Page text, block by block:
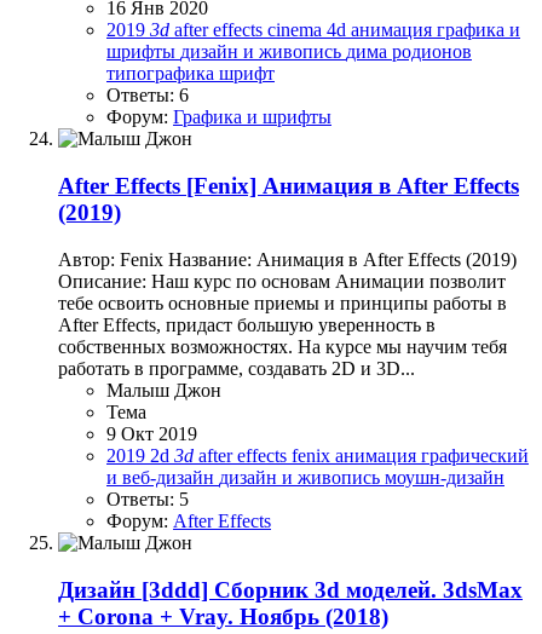
16 Янв 2020
2019 3d after effects cinema 4d анимация графика и
шрифты дизайн и живопись дима родионов
типографика шрифт
Ответы: 6
Форум: Графика и шрифты
After Effects [Fenix] Анимация в After Effects
(2019)
Автор: Fenix Название: Анимация в After Effects (2019)
Описание: Наш курс по основам Анимации позволит
тебе освоить основные приемы и принципы работы в
After Effects, придаст большую уверенность в
собственных возможностях. На курсе мы научим тебя
работать в программе, создавать 2D и 3D...
Малыш Джон
Тема
9 Окт 2019
2019 2d 3d after effects fenix анимация графический
и веб-дизайн дизайн и живопись моушн-дизайн
Ответы: 5
Форум: After Effects
Дизайн [3ddd] Сборник 3d моделей. 3dsMax
+ Corona + Vray. Ноябрь (2018)